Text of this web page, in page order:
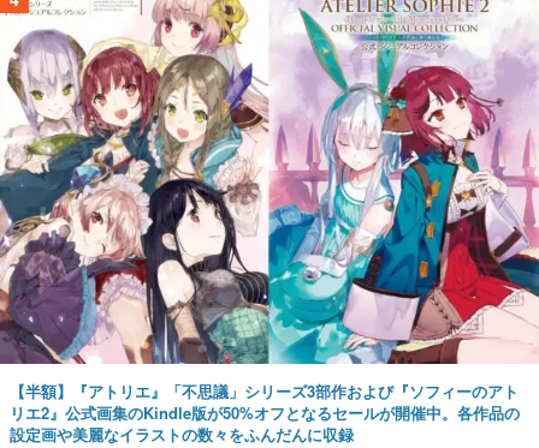
【半額】『アトリエ』「不思議」シリーズ3部作および『ソフィーのアト
リエ2』公式画集のKindle版が50%オフとなるセールが開催中。各作品の
設定画や美麗なイラストの数々をふんだんに収録